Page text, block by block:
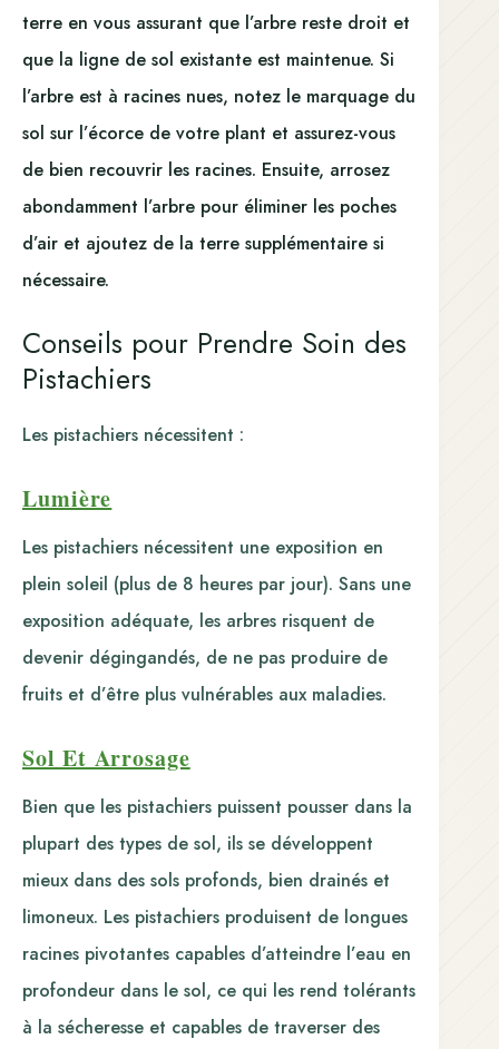
terre en vous assurant que l’arbre reste droit et
que la ligne de sol existante est maintenue. Si
l’arbre est à racines nues, notez le marquage du
sol sur l’écorce de votre plant et assurez-vous
de bien recouvrir les racines. Ensuite, arrosez
abondamment l’arbre pour éliminer les poches
d’air et ajoutez de la terre supplémentaire si
nécessaire.
Conseils pour Prendre Soin des
Pistachiers
Les pistachiers nécessitent :
Lumière
Les pistachiers nécessitent une exposition en
plein soleil (plus de 8 heures par jour). Sans une
exposition adéquate, les arbres risquent de
devenir dégingandés, de ne pas produire de
fruits et d’être plus vulnérables aux maladies.
Sol Et Arrosage
Bien que les pistachiers puissent pousser dans la
plupart des types de sol, ils se développent
mieux dans des sols profonds, bien drainés et
limoneux. Les pistachiers produisent de longues
racines pivotantes capables d’atteindre l’eau en
profondeur dans le sol, ce qui les rend tolérants
à la sécheresse et capables de traverser des